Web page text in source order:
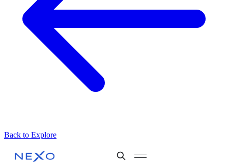
Back to Explore